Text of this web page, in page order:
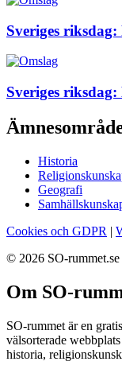
Sveriges
Sveriges
Historia
Geografi
Cookies och GDPR |
© 2026 SO-rummet.se
Om SO-
SO-rummet är en
välsorterade
historia,